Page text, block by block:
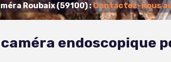
Roubaix (59100) :Contactez-nous
endoscopique